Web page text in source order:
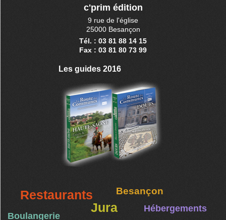
c'prim édition
9 rue de l'église
25000 Besançon
Tél. : 03 81 88 14 15
Fax : 03 81 80 73 99
Les guides 2016
Restaurants Besançon
Jura Hébergements
Boulangerie